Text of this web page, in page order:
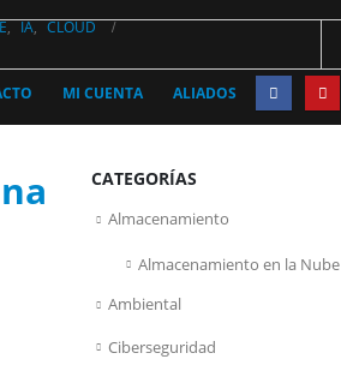
MI CUENTA ALIADOS
, IA, CLOUD
CATEGORÍAS
Almacenamiento
Almacenamiento en la Nube
Ambiental
Ciberseguridad